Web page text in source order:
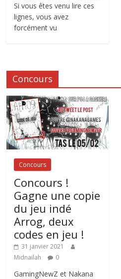
Si vous êtes venu lire ces
lignes, vous avez
forcément vu
Concours
Concours
Concours !
Gagne une copie
du jeu indé
Arrog, deux
codes en jeu !
31 janvier 2021
Midnailah
0
GamingNewZ et Nakana